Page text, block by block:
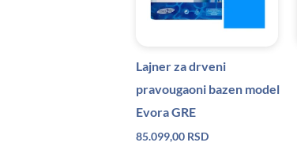
Lajner za drveni
pravougaoni bazen model
Evora GRE
85.099,00 RSD